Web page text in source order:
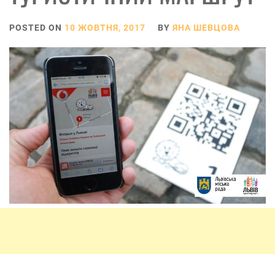
POSTED ON 10 ЖОВТНЯ, 2017 BY ЯНА ШЕВЦОВА